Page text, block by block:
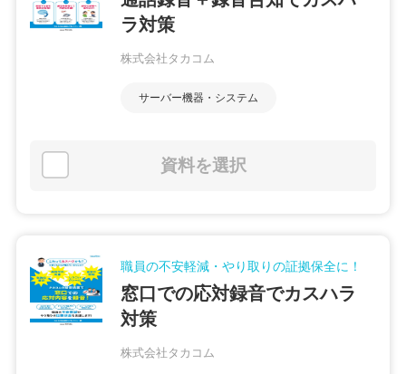
ラ対策
株式会社タカコム
サーバー機器・システム
資料を選択
職員の不安軽減・やり取りの証拠保全に！
窓口での応対録音でカスハラ
対策
株式会社タカコム